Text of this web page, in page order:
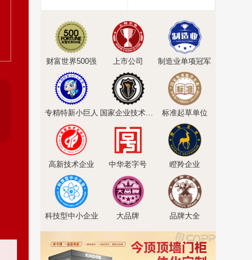
财富世界500强 上市公司 制造业单项冠军
专精特新小巨人 国家企业技术中心 标准起草单位
高新技术企业 中华老字号 瞪羚企业
科技型中小企业 大品牌 品牌大全